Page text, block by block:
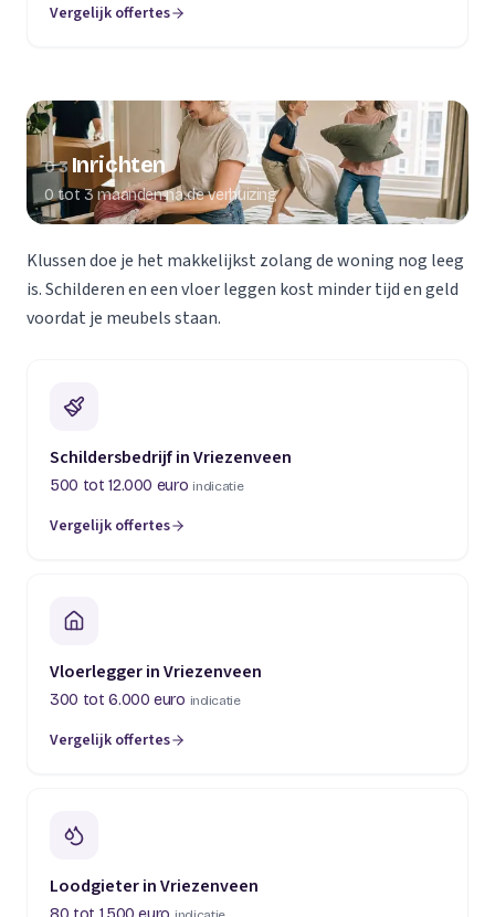
Vergelijk offertes
03 Inrichten
0 tot 3 maanden na de verhuizing
Klussen doe je het makkelijkst zolang de woning nog leeg
is. Schilderen en een vloer leggen kost minder tijd en geld
voordat je meubels staan.
Schildersbedrijf in Vriezenveen
500 tot 12.000 euro indicatie
Vergelijk offertes
Vloerlegger in Vriezenveen
300 tot 6.000 euro indicatie
Vergelijk offertes
Loodgieter in Vriezenveen